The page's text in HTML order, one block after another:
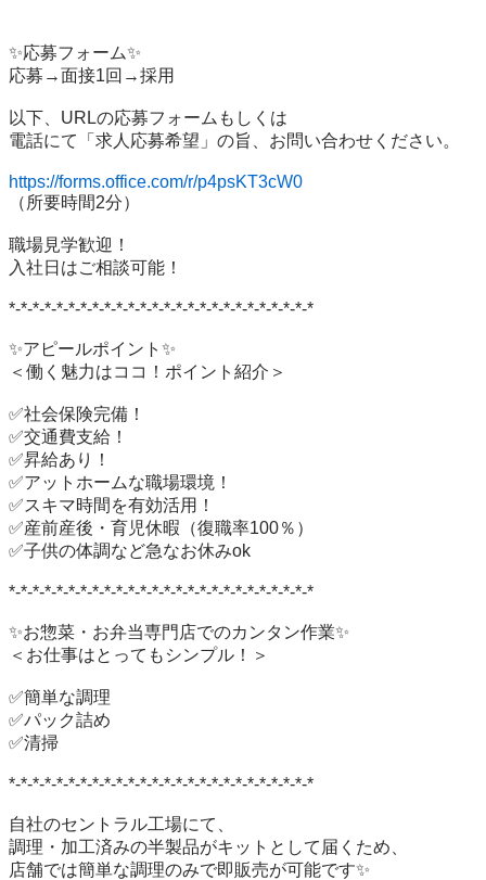
✨応募フォーム✨
応募→面接1回→採用
以下、URLの応募フォームもしくは
電話にて「求人応募希望」の旨、お問い合わせください。
https://forms.office.com/r/p4psKT3cW0
（所要時間2分）
職場見学歓迎！
入社日はご相談可能！
*-*-*-*-*-*-*-*-*-*-*-*-*-*-*-*-*-*-*-*-*-*-*-*-*-*
✨アピールポイント✨
＜働く魅力はココ！ポイント紹介＞
✅社会保険完備！
✅交通費支給！
✅昇給あり！
✅アットホームな職場環境！
✅スキマ時間を有効活用！
✅産前産後・育児休暇（復職率100％）
✅子供の体調など急なお休みok
*-*-*-*-*-*-*-*-*-*-*-*-*-*-*-*-*-*-*-*-*-*-*-*-*-*
✨お惣菜・お弁当専門店でのカンタン作業✨
＜お仕事はとってもシンプル！＞
✅簡単な調理
✅パック詰め
✅清掃
*-*-*-*-*-*-*-*-*-*-*-*-*-*-*-*-*-*-*-*-*-*-*-*-*-*
自社のセントラル工場にて、
調理・加工済みの半製品がキットとして届くため、
店舗では簡単な調理のみで即販売が可能です✨